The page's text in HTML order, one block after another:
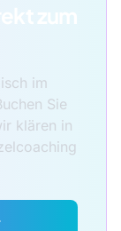
zum
im
Sie
klären in